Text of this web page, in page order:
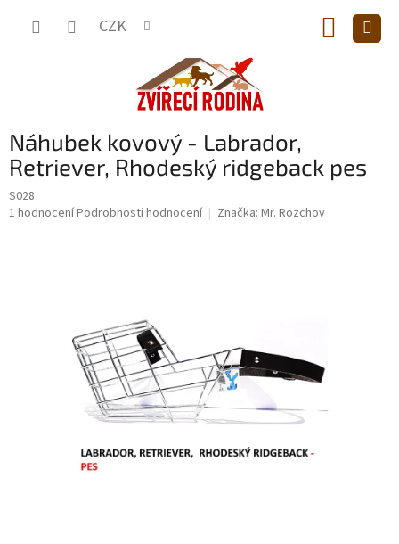
CZK
KOŠÍK
Náhubek kovový - Labrador,
Retriever, Rhodeský ridgeback pes
S028
Průměrné
1 hodnoceníPodrobnosti hodnocení Značka: Mr. Rozchov